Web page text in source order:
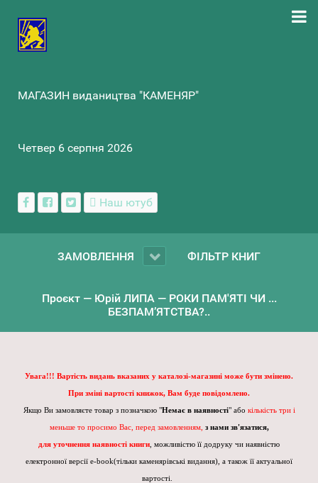
МАГАЗИН видаництва "КАМЕНЯР"
Четвер 6 серпня 2026
Наш ютуб
ЗАМОВЛЕННЯ ФІЛЬТР КНИГ
Проєкт — Юрій ЛИПА — РОКИ ПАМ'ЯТІ ЧИ ...
БЕЗПАМ’ЯТСТВА?..
Увага!!! Вартість видань вказаних у каталозі-магазині може бути змінено.
При зміні вартості книжок, Вам буде повідомлено.
Якщо Ви замовляєте товар з позначкою "Немає в наявності" або кількість три і
меньше то просимо Вас, перед замовленням, з нами зв'язатися,
для уточнення наявності книги , можливістю її додруку чи наявністю
електронної версії e-book(тільки каменярівські видання), а також її актуальної
вартості.